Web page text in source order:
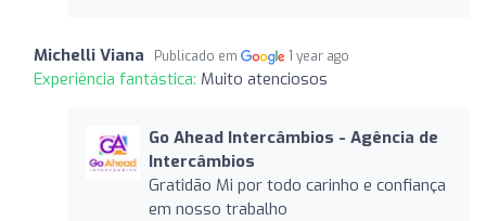
Michelli Viana Publicado em 1 year ago
Experiência fantástica: Muito atenciosos
Go Ahead Intercâmbios - Agência de
Intercâmbios
Gratidão Mi por todo carinho e confiança
em nosso trabalho